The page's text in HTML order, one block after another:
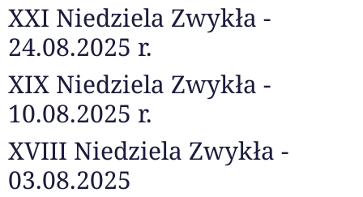
XXI Niedziela Zwykła -
24.08.2025 r.
XIX Niedziela Zwykła -
10.08.2025 r.
XVIII Niedziela Zwykła -
03.08.2025